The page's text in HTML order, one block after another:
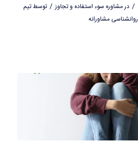
/ درمشاوره سوء استفاده و تجاوز / توسطتیم
روانشناسی مشاورانه